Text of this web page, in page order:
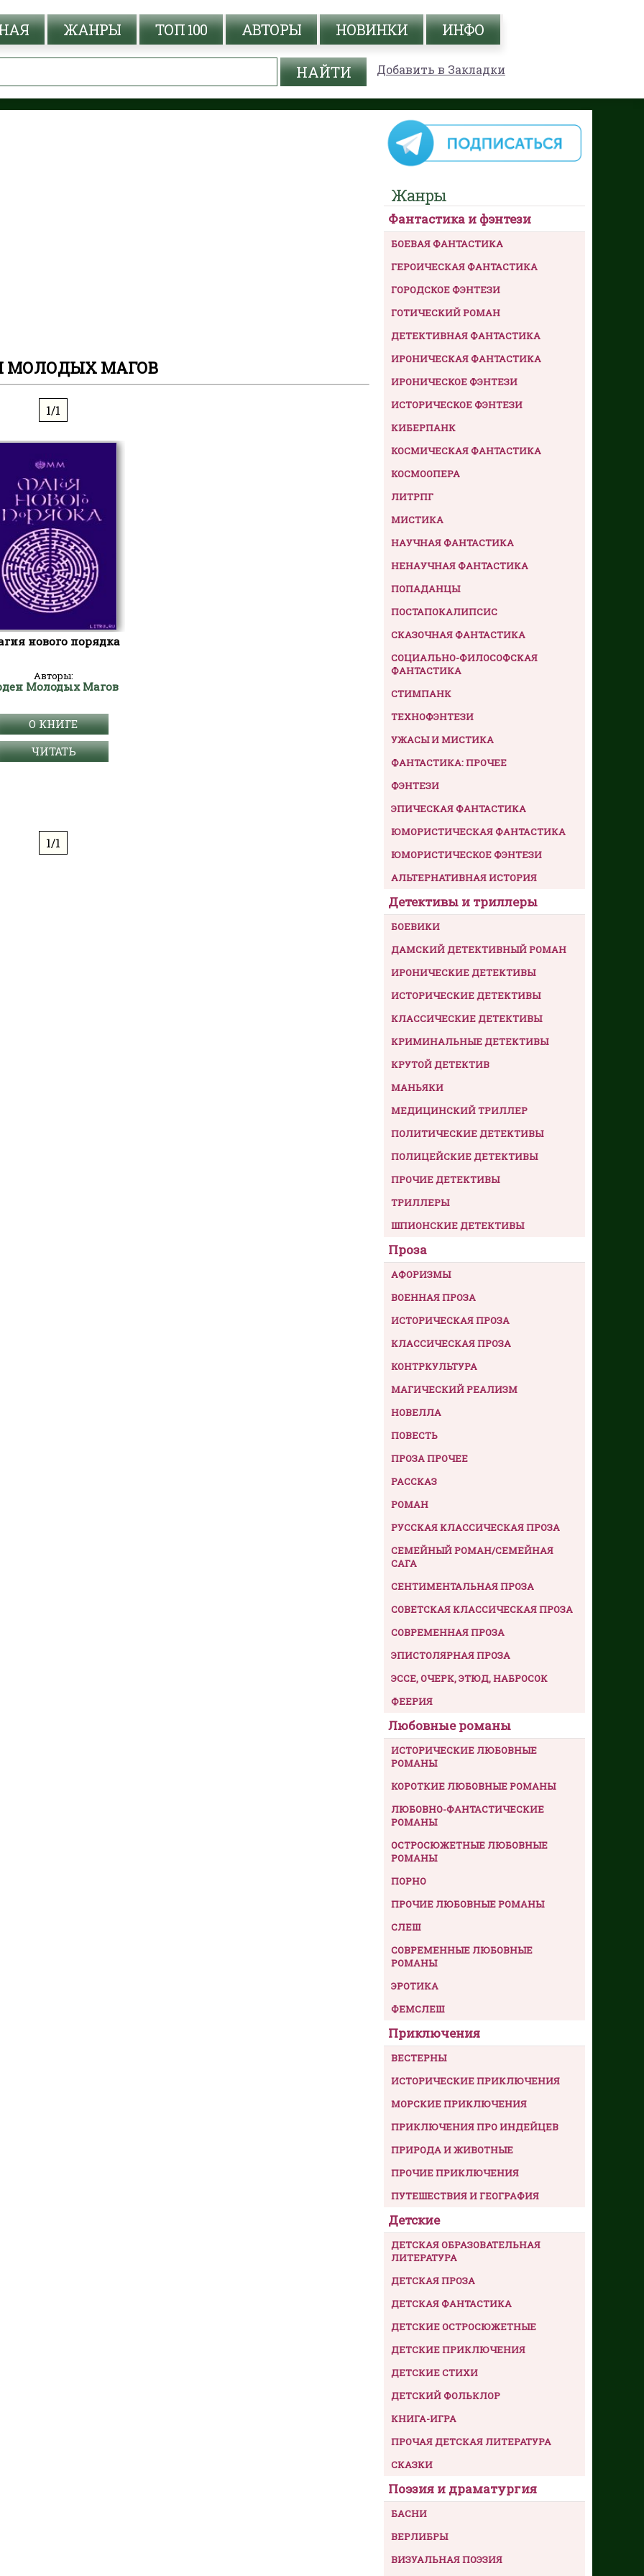
ЖАНРЫ ТОП 100 АВТОРЫ НОВИНКИ ИНФО
Добавить в Закладки
МОЛОДЫХ МАГОВ
1/1
нового порядка
Авторы:
Молодых Магов
О КНИГЕ
ЧИТАТЬ
1/1
Жанры
Фантастика и фэнтези
БОЕВАЯ ФАНТАСТИКА
ГЕРОИЧЕСКАЯ ФАНТАСТИКА
ГОРОДСКОЕ ФЭНТЕЗИ
ГОТИЧЕСКИЙ РОМАН
ДЕТЕКТИВНАЯ ФАНТАСТИКА
ИРОНИЧЕСКАЯ ФАНТАСТИКА
ИРОНИЧЕСКОЕ ФЭНТЕЗИ
ИСТОРИЧЕСКОЕ ФЭНТЕЗИ
КИБЕРПАНК
КОСМИЧЕСКАЯ ФАНТАСТИКА
КОСМООПЕРА
ЛИТРПГ
МИСТИКА
НАУЧНАЯ ФАНТАСТИКА
НЕНАУЧНАЯ ФАНТАСТИКА
ПОПАДАНЦЫ
ПОСТАПОКАЛИПСИС
СКАЗОЧНАЯ ФАНТАСТИКА
СОЦИАЛЬНО-ФИЛОСОФСКАЯ
ФАНТАСТИКА
СТИМПАНК
ТЕХНОФЭНТЕЗИ
УЖАСЫ И МИСТИКА
ФАНТАСТИКА: ПРОЧЕЕ
ФЭНТЕЗИ
ЭПИЧЕСКАЯ ФАНТАСТИКА
ЮМОРИСТИЧЕСКАЯ ФАНТАСТИКА
ЮМОРИСТИЧЕСКОЕ ФЭНТЕЗИ
АЛЬТЕРНАТИВНАЯ ИСТОРИЯ
Детективы и триллеры
БОЕВИКИ
ДАМСКИЙ ДЕТЕКТИВНЫЙ РОМАН
ИРОНИЧЕСКИЕ ДЕТЕКТИВЫ
ИСТОРИЧЕСКИЕ ДЕТЕКТИВЫ
КЛАССИЧЕСКИЕ ДЕТЕКТИВЫ
КРИМИНАЛЬНЫЕ ДЕТЕКТИВЫ
КРУТОЙ ДЕТЕКТИВ
МАНЬЯКИ
МЕДИЦИНСКИЙ ТРИЛЛЕР
ПОЛИТИЧЕСКИЕ ДЕТЕКТИВЫ
ПОЛИЦЕЙСКИЕ ДЕТЕКТИВЫ
ПРОЧИЕ ДЕТЕКТИВЫ
ТРИЛЛЕРЫ
ШПИОНСКИЕ ДЕТЕКТИВЫ
Проза
АФОРИЗМЫ
ВОЕННАЯ ПРОЗА
ИСТОРИЧЕСКАЯ ПРОЗА
КЛАССИЧЕСКАЯ ПРОЗА
КОНТРКУЛЬТУРА
МАГИЧЕСКИЙ РЕАЛИЗМ
НОВЕЛЛА
ПОВЕСТЬ
ПРОЗА ПРОЧЕЕ
РАССКАЗ
РОМАН
РУССКАЯ КЛАССИЧЕСКАЯ ПРОЗА
СЕМЕЙНЫЙ РОМАН/СЕМЕЙНАЯ
САГА
СЕНТИМЕНТАЛЬНАЯ ПРОЗА
СОВЕТСКАЯ КЛАССИЧЕСКАЯ ПРОЗА
СОВРЕМЕННАЯ ПРОЗА
ЭПИСТОЛЯРНАЯ ПРОЗА
ЭССЕ, ОЧЕРК, ЭТЮД, НАБРОСОК
ФЕЕРИЯ
Любовные романы
ИСТОРИЧЕСКИЕ ЛЮБОВНЫЕ
РОМАНЫ
КОРОТКИЕ ЛЮБОВНЫЕ РОМАНЫ
ЛЮБОВНО-ФАНТАСТИЧЕСКИЕ
РОМАНЫ
ОСТРОСЮЖЕТНЫЕ ЛЮБОВНЫЕ
РОМАНЫ
ПОРНО
ПРОЧИЕ ЛЮБОВНЫЕ РОМАНЫ
СЛЕШ
СОВРЕМЕННЫЕ ЛЮБОВНЫЕ
РОМАНЫ
ЭРОТИКА
ФЕМСЛЕШ
Приключения
ВЕСТЕРНЫ
ИСТОРИЧЕСКИЕ ПРИКЛЮЧЕНИЯ
МОРСКИЕ ПРИКЛЮЧЕНИЯ
ПРИКЛЮЧЕНИЯ ПРО ИНДЕЙЦЕВ
ПРИРОДА И ЖИВОТНЫЕ
ПРОЧИЕ ПРИКЛЮЧЕНИЯ
ПУТЕШЕСТВИЯ И ГЕОГРАФИЯ
Детские
ДЕТСКАЯ ОБРАЗОВАТЕЛЬНАЯ
ЛИТЕРАТУРА
ДЕТСКАЯ ПРОЗА
ДЕТСКАЯ ФАНТАСТИКА
ДЕТСКИЕ ОСТРОСЮЖЕТНЫЕ
ДЕТСКИЕ ПРИКЛЮЧЕНИЯ
ДЕТСКИЕ СТИХИ
ДЕТСКИЙ ФОЛЬКЛОР
КНИГА-ИГРА
ПРОЧАЯ ДЕТСКАЯ ЛИТЕРАТУРА
СКАЗКИ
Поэзия и драматургия
БАСНИ
ВЕРЛИБРЫ
ВИЗУАЛЬНАЯ ПОЭЗИЯ